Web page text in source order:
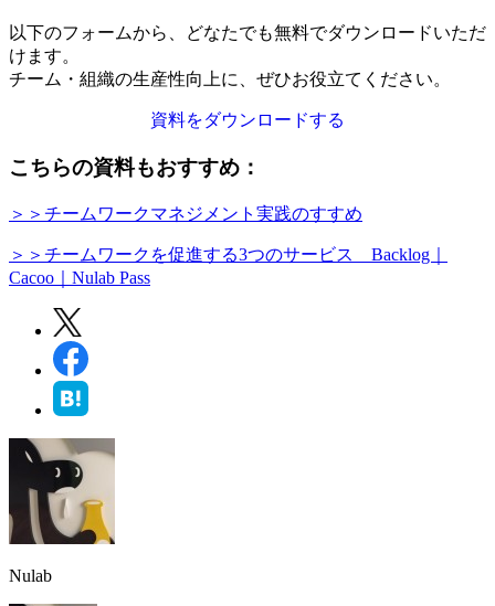
以下のフォームから、どなたでも無料でダウンロードいただ
けます。
チーム・組織の生産性向上に、ぜひお役立てください。
資料をダウンロードする
こちらの資料もおすすめ：
＞＞チームワークマネジメント実践のすすめ
＞＞チームワークを促進する3つのサービス Backlog｜
Cacoo｜Nulab Pass
Nulab